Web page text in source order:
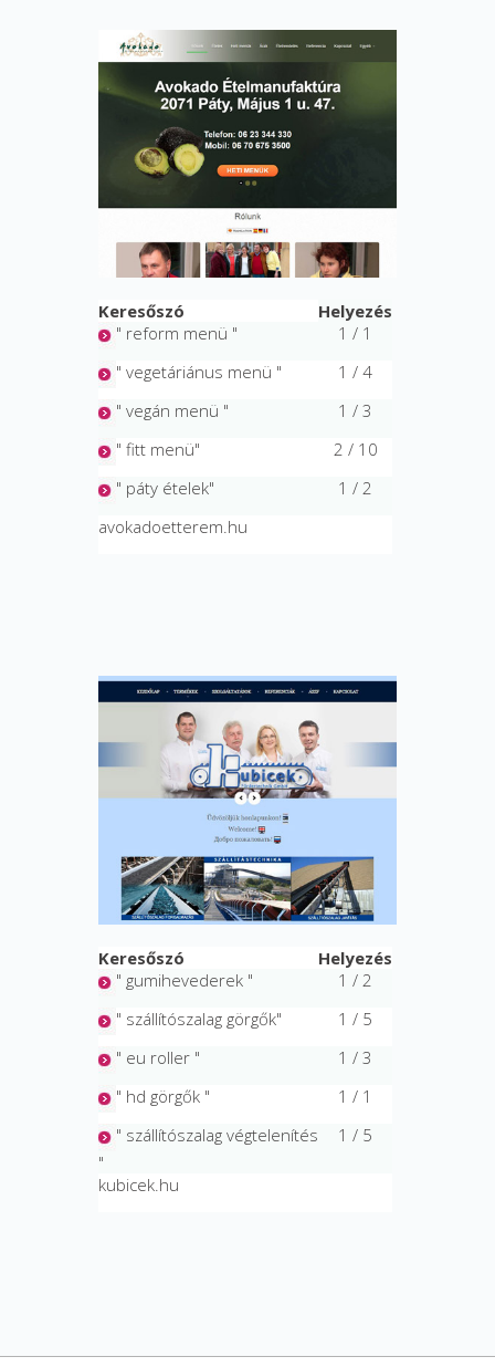
Keresőszó
Helyezés
" reform menü "
1 / 1
" vegetáriánus menü "
1 / 4
" vegán menü "
1 / 3
" fitt menü"
2 / 10
" páty ételek"
1 / 2
avokadoetterem.hu
Keresőszó
Helyezés
" gumihevederek "
1 / 2
" szállítószalag görgők"
1 / 5
" eu roller "
1 / 3
" hd görgők "
1 / 1
" szállítószalag végtelenítés
"
1 / 5
kubicek.hu